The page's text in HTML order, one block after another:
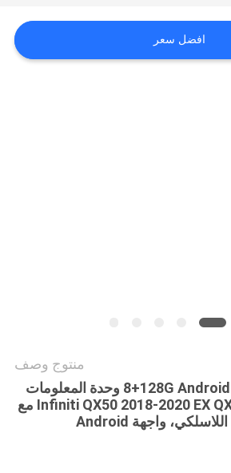
افضل سعر
منتوج وصف
8+128G Android Navigation Box وحدة المعلومات
والترفيه لشركة Infiniti QX50 2018-2020 EX QX80 مع